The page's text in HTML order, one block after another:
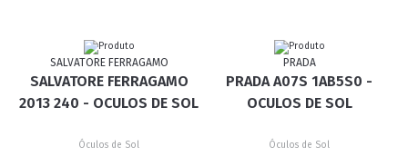
SALVATORE FERRAGAMO
SALVATORE FERRAGAMO
2013 240 - OCULOS DE SOL
Óculos de Sol
PRADA
PRADA A07S 1AB5S0 -
OCULOS DE SOL
Óculos de Sol